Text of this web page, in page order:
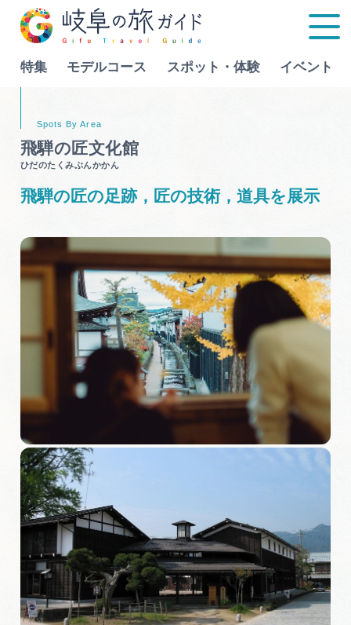
特集 モデルコース スポット・体験 イベント
スポット・体験
イベント
グルメ
旅の予約
インフォメーション
ぎふ旅レポーター記事
早わかり岐阜
買い物・お土産
Language
行きたいリストを見る
飛騨の匠文化館
ひだのたくみぶんかかん
飛騨の匠の足跡，匠の技術，道具を展示